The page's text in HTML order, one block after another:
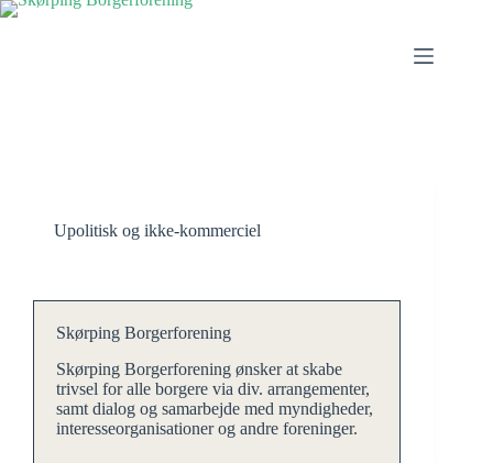
Fortsæt
Upolitisk og ikke-kommerciel
Skørping Borgerforening
Skørping Borgerforening ønsker at skabe
trivsel for alle borgere via div. arrangementer,
samt dialog og samarbejde med myndigheder,
interesseorganisationer og andre foreninger.